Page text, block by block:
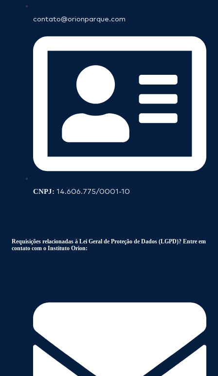
contato@orionparque.com
CNPJ: 14.606.775/0001-10
Requisições relacionadas à Lei Geral de Proteção de Dados (LGPD)? Entre em
contato com o Instituto Orion: